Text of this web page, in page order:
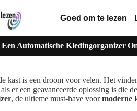
Goed om te lezen
Automatische Kledingorganizer
kast is een droom voor velen. Het
er een geavanceerde oplossing is die
, de ultieme must-have voormoderne